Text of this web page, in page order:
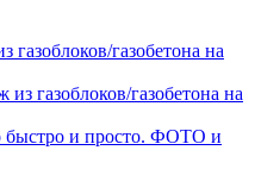
газобетона на
быстро и просто. ФОТО и